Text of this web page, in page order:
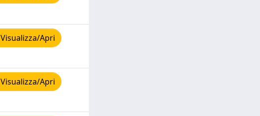
Visualizza/Apri
Visualizza/Apri